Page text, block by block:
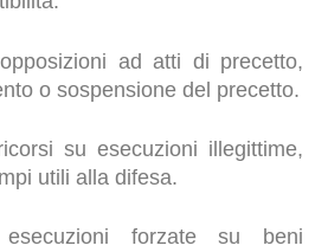
ad atti di precetto,
o sospensione del precetto.
su esecuzioni illegittime,
utili alla difesa.
forzate su beni